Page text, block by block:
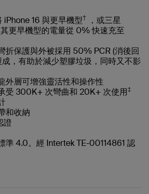
16 與更早機型†
，或三星
更早機型的電量從 0% 快速充至
折保護與外被採用 50% PCR (消後回
成，有助於減少塑膠垃圾，同時又不影
外層可增強靈活性和操作性
受 300K+ 次彎曲和 20K+ 次使用‡
和收納
證
準 4.0。經 Intertek TE-00114861 認